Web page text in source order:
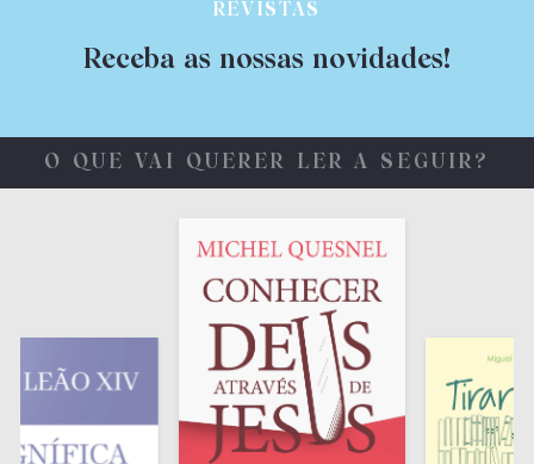
REVISTAS
Receba as nossas novidades!
O QUE VAI QUERER LER A SEGUIR?